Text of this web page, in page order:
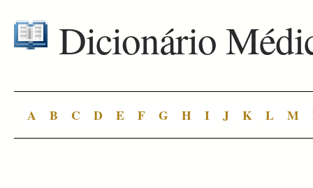
Dicionário
A B C D E F G H I J K L M